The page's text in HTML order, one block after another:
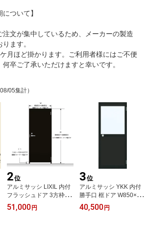
ついて】
文が集中しているため、メーカーの製造
ます。
月ほど掛かります。ご利用者様にはご不便
卒ご了承いただけますと幸いです。
05集計）
2位
アルミサッシ LIXIL 内付
フラッシュドア 3方枠仕
様 （下枠無） レバーハ
ンドル錠仕様
51,000 円
3位
アルミサッシ YKK 内付
勝手口 框ドア W850×H1
840 （85018）
40,500 円